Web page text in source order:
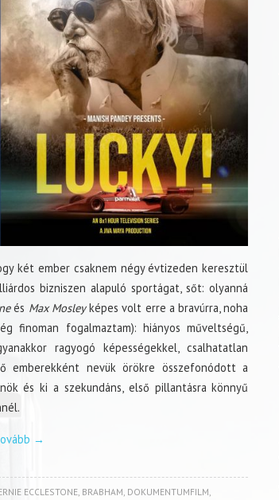
két ember csaknem négy évtizeden keresztül
bizniszen alapuló sportágat, sőt: olyanná
és Max Mosleyképes volt erre a bravúrra, noha
finoman fogalmaztam): hiányos műveltségű,
ragyogó képességekkel, csalhatatlan
emberekként nevük örökre összefonódott a
és ki a szekundáns, első pillantásra könnyű
→
ECCLESTONE, BRABHAM, DOKUMENTUMFILM,